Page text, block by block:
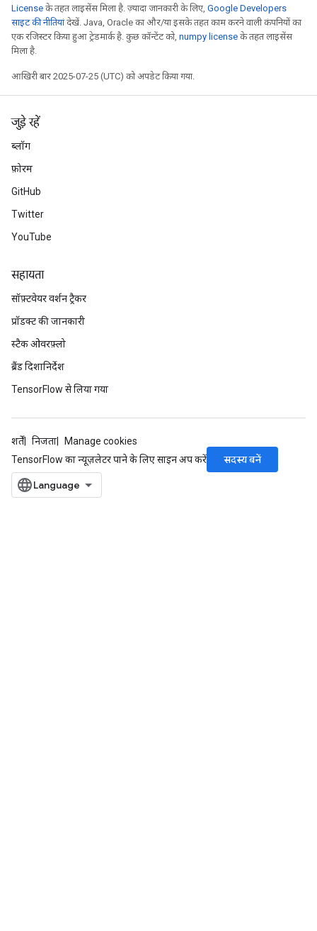
License के तहत लाइसेंस मिला है. ज़्यादा जानकारी के लिए, Google Developers
साइट की नीतियांदेखें. Java, Oracle का और/या इसके तहत काम करने वाली कंपनियों का
एक रजिस्टर किया हुआ ट्रेडमार्क है. कुछ कॉन्टेंट को, numpy license के तहत लाइसेंस
मिला है.
आखिरी बार 2025-07-25 (UTC) को अपडेट किया गया.
जुड़े रहें
ब्लॉग
फ़ोरम
GitHub
Twitter
YouTube
सहायता
सॉफ़्टवेयर वर्शन ट्रैकर
प्रॉडक्ट की जानकारी
स्टैक ओवरफ़्लो
ब्रैंड दिशानिर्देश
TensorFlow से लिया गया
शर्तें निजता
Manage cookies
TensorFlow का न्यूज़लेटर पाने के लिए साइन अप करें
सदस्य बनें